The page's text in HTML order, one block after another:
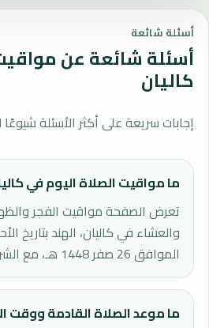
أسئلة شائعة
أسئلة شائعة عن
كاليان
إجابات سريعة على أكثر الأسئلة شيوعًا
ما مواقيت الصلاة اليوم في
تعرض الصفحة مواقيت الفجر
الموافق 26 صفر 1448 هـ، مع الشروق وجدول 7 أيام.
ما موعد الصلاة القادمة ووقت